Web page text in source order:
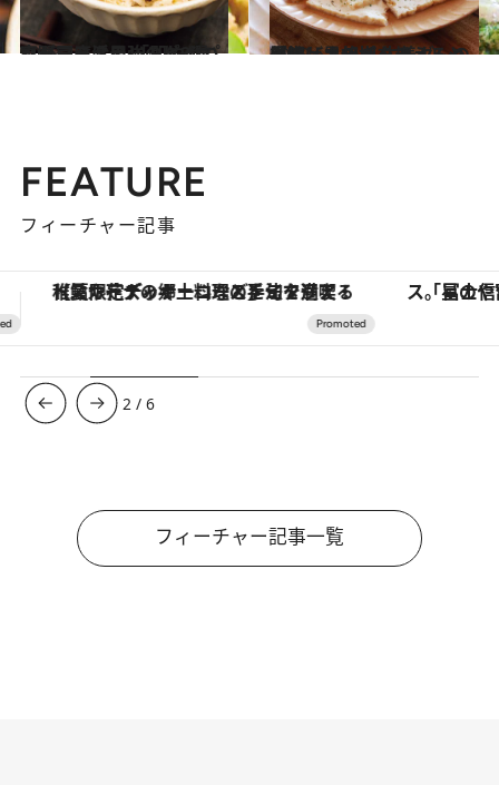
2019.4.8
高野豆腐は最強のダイエットフード！ 「即やせパウダー」活用レシピ2選
ライフスタイル 2019.6.3
山椒、黒胡椒を加えると美味しさ倍増 生姜ダレの厚揚げカルパッチョレシピ
グルメ
FEATURE
フィーチャー記事
「星のや富士」でデジタルデトックス。冨士信仰の歴史を辿り、心身を調える。 ヴァシュロン・コンスタンタ
3 /6
フィーチャー記事一覧